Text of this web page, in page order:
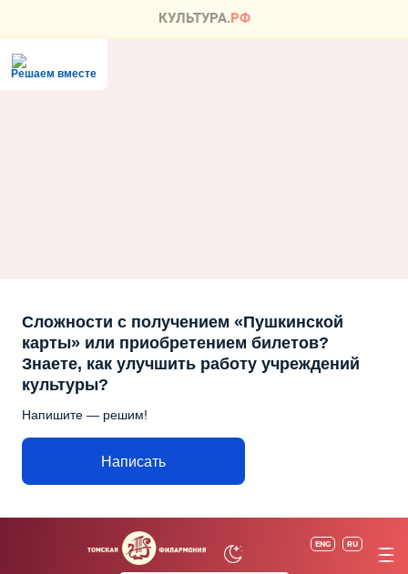
Решаем вместе
Сложности с получением «Пушкинской
карты» или приобретением билетов?
Знаете, как улучшить работу учреждений
культуры?
Напишите — решим!
Написать
ENG RU